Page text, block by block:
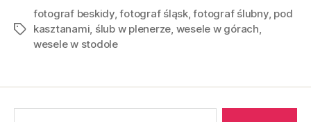
fotograf beskidy,fotograf śląsk,fotograf ślubny, pod
kasztanami, ślub w plenerze, wesele w górach,
wesele w stodole